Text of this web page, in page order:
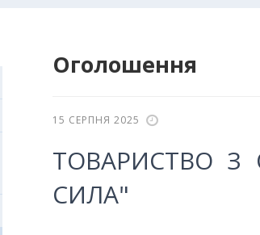
Оголошення
15 СЕРПНЯ 2025
ТОВАРИСТВО З
СИЛА"